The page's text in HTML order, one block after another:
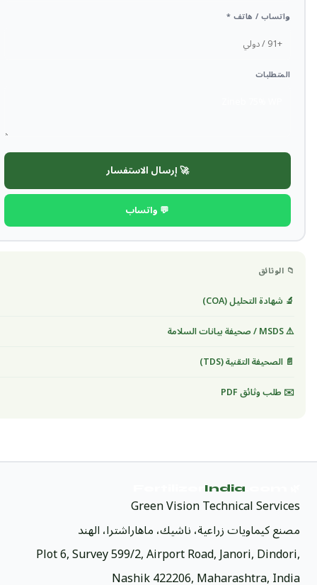
واتساب / هاتف *
المتطلبات
🚀 إرسال الاستفسار
💬 واتساب
📁 الوثائق
🔬 شهادة التحليل (COA)
⚠️ MSDS / صحيفة بيانات السلامة
📄 الصحيفة التقنية (TDS)
✉️ طلب وثائق PDF
India
Green Vision Technical Services
مصنع كيماويات زراعية، ناشيك، ماهاراشترا، الهند
Plot 6, Survey 599/2, Airport Road, Janori, Dindori,
Nashik 422206, Maharashtra, India